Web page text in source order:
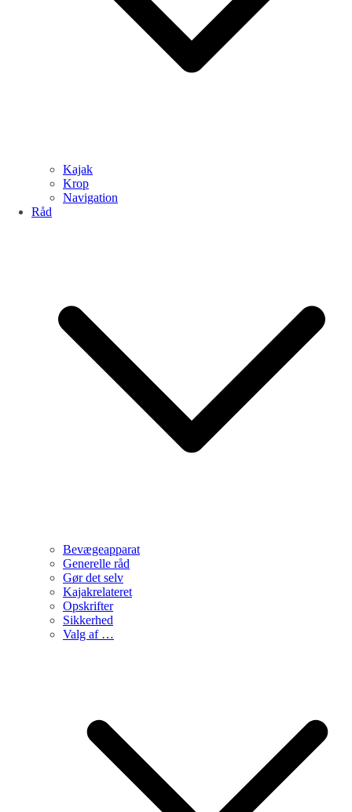
Kajak
Krop
Navigation
Råd
Bevægeapparat
Generelle råd
Gør det selv
Kajakrelateret
Opskrifter
Sikkerhed
Valg af …